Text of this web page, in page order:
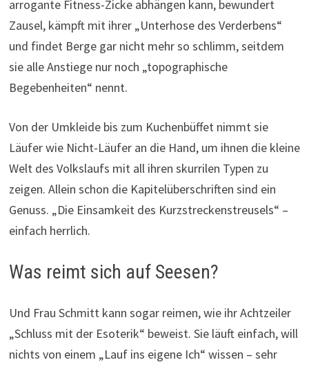
arrogante Fitness-Zicke abhängen kann, bewundert
Zausel, kämpft mit ihrer „Unterhose des Verderbens“
und findet Berge gar nicht mehr so schlimm, seitdem
sie alle Anstiege nur noch „topographische
Begebenheiten“ nennt.
Von der Umkleide bis zum Kuchenbüffet nimmt sie
Läufer wie Nicht-Läufer an die Hand, um ihnen die kleine
Welt des Volkslaufs mit all ihren skurrilen Typen zu
zeigen. Allein schon die Kapitelüberschriften sind ein
Genuss. „Die Einsamkeit des Kurzstreckenstreusels“ –
einfach herrlich.
Was reimt sich auf Seesen?
Und Frau Schmitt kann sogar reimen, wie ihr Achtzeiler
„Schluss mit der Esoterik“ beweist. Sie läuft einfach, will
nichts von einem „Lauf ins eigene Ich“ wissen – sehr